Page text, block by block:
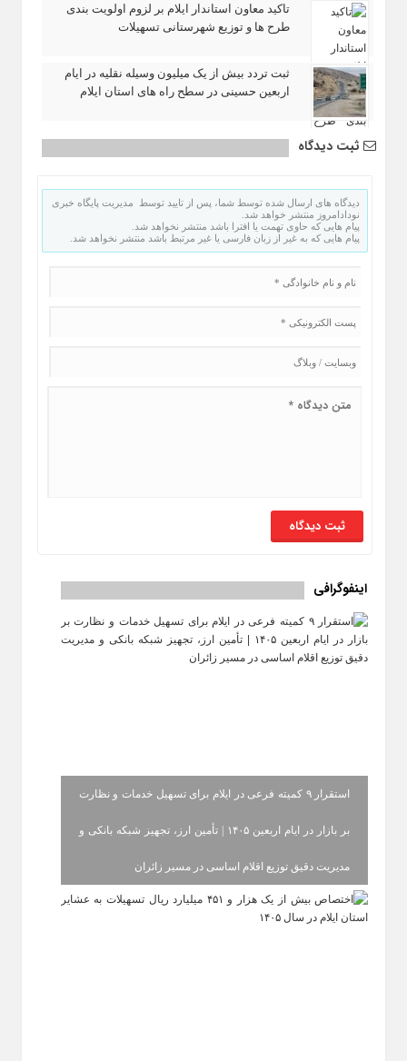
تاکید معاون استاندار ایلام بر لزوم اولویت‌ بندی
طرح‌ ها و توزیع شهرستانی تسهیلات
ثبت تردد بیش از یک میلیون وسیله نقلیه در ایام
اربعین حسینی در سطح راه‌ های استان ایلام
ثبت دیدگاه
دیدگاه های ارسال شده توسط شما، پس از تایید توسط مدیریت پایگاه خبری
نودادامروز منتشر خواهد شد.
پیام هایی که حاوی تهمت یا افترا باشد منتشر نخواهد شد.
پیام هایی که به غیر از زبان فارسی یا غیر مرتبط باشد منتشر نخواهد شد.
اینفوگرافی
استقرار ۹ کمیته فرعی در ایلام برای تسهیل خدمات و نظارت
بر بازار در ایام اربعین ۱۴۰۵ | تأمین ارز، تجهیز شبکه بانکی و
مدیریت دقیق توزیع اقلام اساسی در مسیر زائران